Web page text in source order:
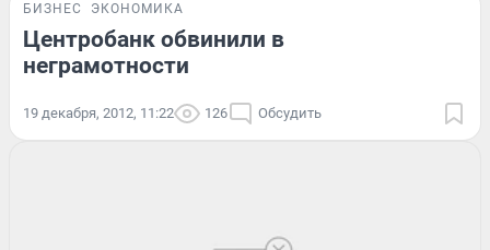
БИЗНЕС ЭКОНОМИКА
Центробанк обвинили в
неграмотности
19 декабря, 2012, 11:22 126 Обсудить